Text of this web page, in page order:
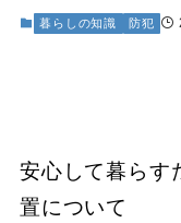
暮らしの知識 防犯
安心して暮らす
置について